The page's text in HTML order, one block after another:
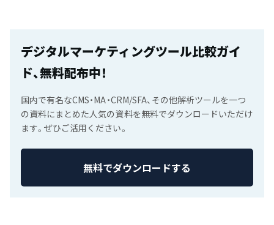
デジタルマーケティングツール比較ガイ
ド、無料配布中！
国内で有名なCMS・MA・CRM/SFA、その他解析ツールを一つ
の資料にまとめた人気の資料を無料でダウンロードいただけ
ます。ぜひご活用ください。
無料でダウンロードする